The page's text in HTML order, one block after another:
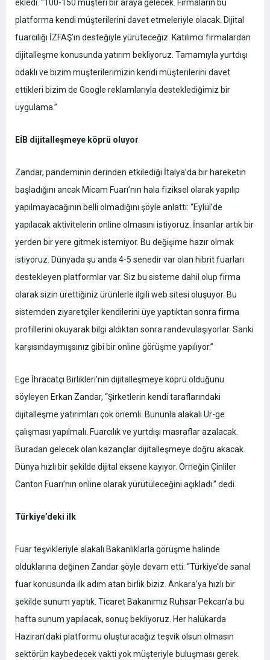
ekledi. “100-150 müşteri bir araya gelecek. Firmaların bu
platforma kendi müşterilerini davet etmeleriyle olacak. Dijital
fuarcılığı İZFAŞ’ın desteğiyle yürüteceğiz. Katılımcı firmalardan
dijitalleşme konusunda yatırım bekliyoruz. Tamamıyla yurtdışı
odaklı ve bizim müşterilerimizin kendi müşterilerini davet
ettikleri bizim de Google reklamlarıyla desteklediğimiz bir
uygulama.”
EİB dijitalleşmeye köprü oluyor
Zandar, pandeminin derinden etkilediği İtalya’da bir hareketin
başladığını ancak Micam Fuarı’nın hala fiziksel olarak yapılıp
yapılmayacağının belli olmadığını şöyle anlattı: “Eylül’de
yapılacak aktivitelerin online olmasını istiyoruz. İnsanlar artık bir
yerden bir yere gitmek istemiyor. Bu değişime hazır olmak
istiyoruz. Dünyada şu anda 4-5 senedir var olan hibrit fuarları
destekleyen platformlar var. Siz bu sisteme dahil olup firma
olarak sizin ürettiğiniz ürünlerle ilgili web sitesi oluşuyor. Bu
sistemden ziyaretçiler kendilerini üye yaptıktan sonra firma
profillerini okuyarak bilgi aldıktan sonra randevulaşıyorlar. Sanki
karşısındaymışsınız gibi bir online görüşme yapılıyor.”
Ege İhracatçı Birlikleri’nin dijitalleşmeye köprü olduğunu
söyleyen Erkan Zandar, “Şirketlerin kendi taraflarındaki
dijitalleşme yatırımları çok önemli. Bununla alakalı Ur-ge
çalışması yapılmalı. Fuarcılık ve yurtdışı masraflar azalacak.
Buradan gelecek olan kazançlar dijitalleşmeye doğru akacak.
Dünya hızlı bir şekilde dijital eksene kayıyor. Örneğin Çinliler
Canton Fuarı’nın online olarak yürütüleceğini açıkladı.” dedi.
Türkiye’deki ilk
Fuar teşvikleriyle alakalı Bakanlıklarla görüşme halinde
olduklarına değinen Zandar şöyle devam etti: “Türkiye’de sanal
fuar konusunda ilk adım atan birlik biziz. Ankara’ya hızlı bir
şekilde sunum yaptık. Ticaret Bakanımız Ruhsar Pekcan’a bu
hafta sunum yapılacak, sonuç bekliyoruz. Her halükarda
Haziran’daki platformu oluşturacağız teşvik olsun olmasın
sektörün kaybedecek vakti yok müşteriyle buluşması gerek.